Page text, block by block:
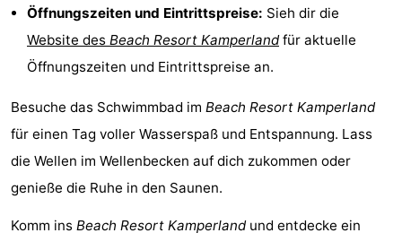
Ausgehen
Ringstechen
Veranstaltungen
Forum
Route
Öffnungszeiten und Eintrittspreise: Sieh dir die
Website des Beach Resort Kamperlandfür aktuelle
Öffnungszeiten und Eintrittspreise an.
Besuche das Schwimmbad im Beach Resort Kamperland
für einen Tag voller Wasserspaß und Entspannung. Lass
die Wellen im Wellenbecken auf dich zukommen oder
genieße die Ruhe in den Saunen.
Komm ins Beach Resort Kamperlandund entdecke ein